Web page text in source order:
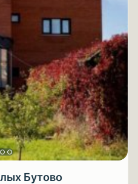
Бутово